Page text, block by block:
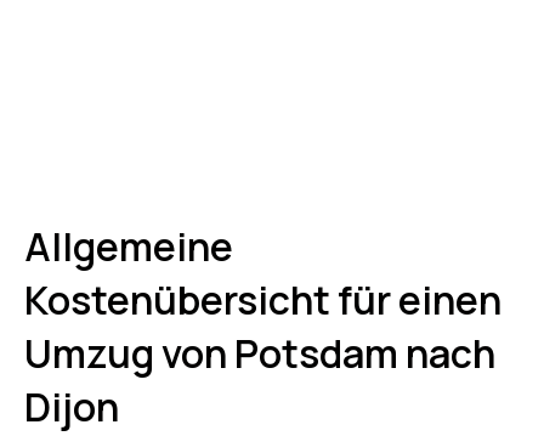
Allgemeine
Kostenübersicht für einen
Umzug von Potsdam nach
Dijon